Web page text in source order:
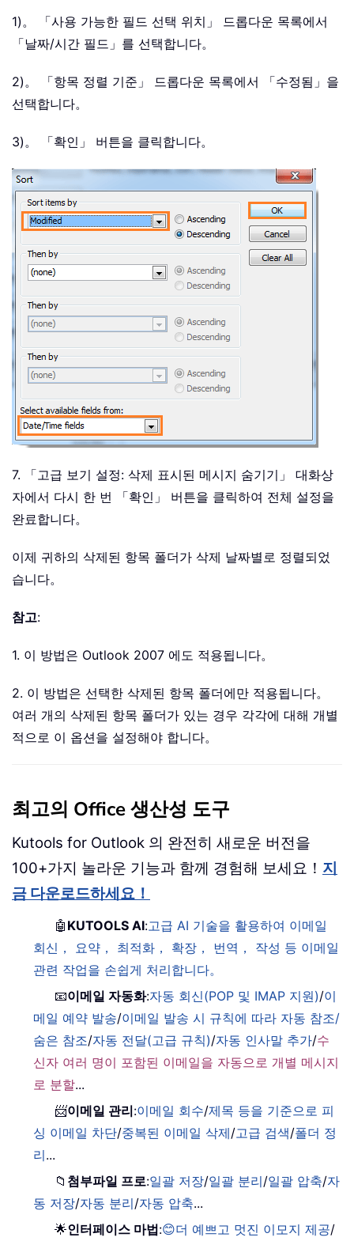
1)。 「사용 가능한 필드 선택 위치」 드롭다운 목록에서
「날짜/시간 필드」를 선택합니다。
2)。 「항목 정렬 기준」 드롭다운 목록에서 「수정됨」을
선택합니다。
3)。 「확인」 버튼을 클릭합니다。
7. 「고급 보기 설정: 삭제 표시된 메시지 숨기기」 대화상
자에서 다시 한 번 「확인」 버튼을 클릭하여 전체 설정을
완료합니다。
이제 귀하의 삭제된 항목 폴더가 삭제 날짜별로 정렬되었
습니다。
참고:
1. 이 방법은 Outlook 2007 에도 적용됩니다。
2. 이 방법은 선택한 삭제된 항목 폴더에만 적용됩니다。
여러 개의 삭제된 항목 폴더가 있는 경우 각각에 대해 개별
적으로 이 옵션을 설정해야 합니다。
최고의 Office 생산성 도구
Kutools for Outlook 의 완전히 새로운 버전을
100+가지 놀라운 기능과 함께 경험해 보세요！ 지
금 다운로드하세요！
🤖 KUTOOLS AI:고급 AI 기술을 활용하여 이메일
회신， 요약， 최적화， 확장， 번역， 작성 등 이메일
관련 작업을 손쉽게 처리합니다。
📧이메일 자동화:자동 회신(POP 및 IMAP 지원)/이
메일 예약 발송/이메일 발송 시 규칙에 따라 자동 참조/
숨은 참조/자동 전달(고급 규칙)/자동 인사말 추가/수
신자 여러 명이 포함된 이메일을 자동으로 개별 메시지
로 분할...
📨이메일 관리:이메일 회수/제목 등을 기준으로 피
싱 이메일 차단/중복된 이메일 삭제/고급 검색/폴더 정
리...
📁 첨부파일 프로:일괄 저장/일괄 분리/일괄 압축/자
동 저장/자동 분리/자동 압축...
🌟인터페이스 마법:😊더 예쁘고 멋진 이모지 제공/